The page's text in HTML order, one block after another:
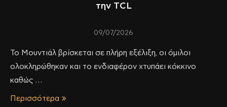
την TCL
09/07/2026
Το Μουντιάλ βρίσκεται σε πλήρη εξέλιξη, οι όμιλοι
ολοκληρώθηκαν και το ενδιαφέρον χτυπάει κόκκινο
καθώς …
Περισσότερα